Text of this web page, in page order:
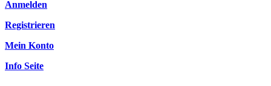
Anmelden
Registrieren
Mein Konto
Info Seite